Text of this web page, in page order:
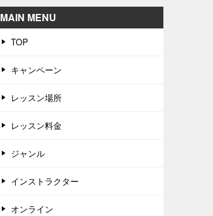
MAIN MENU
TOP
キャンペーン
レッスン場所
レッスン料金
ジャンル
インストラクター
オンライン